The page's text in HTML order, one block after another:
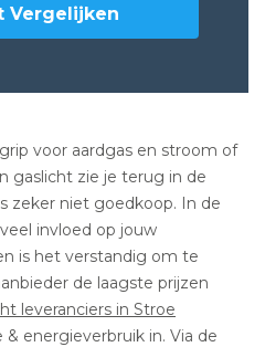
Vergelijken
voor aardgas en stroom of
gaslicht zie je terug in de
zeker niet goedkoop. In de
invloed op jouw
is het verstandig om te
de laagste prijzen
leveranciers in Stroe
& energieverbruik in. Via de